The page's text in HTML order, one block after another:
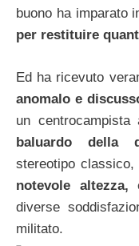
buono ha imparato
per restituire
Ed ha ricevuto
anomalo e
un
baluardo della
stereotipo classico,
notevole altezza,
diverse
militato.